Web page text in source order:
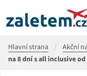
Hlavní strana Akční
na 8 dní s all inclusive od